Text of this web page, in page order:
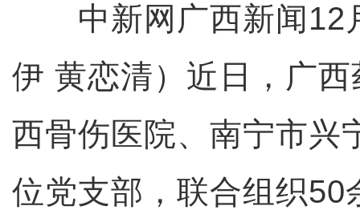
中新网广西新闻12
伊 黄恋清）近日，广
西骨伤医院、南宁市兴
位党支部，联合组织50